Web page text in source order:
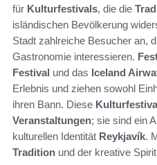
für Kulturfestivals, die die
isländischen Bevölkerung
Stadt zahlreiche Besucher an,
Gastronomie interessieren.
Festival und das Iceland
Erlebnis und ziehen sowohl
ihren Bann. Diese
Veranstaltungen; sie sind ein
kulturellen Identität Reykjavík.
Tradition und der kreative